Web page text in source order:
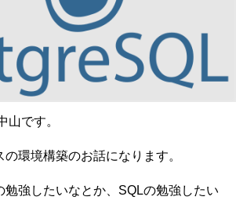
山です。
環境構築のお話になります。
勉強したいなとか、SQLの勉強したい